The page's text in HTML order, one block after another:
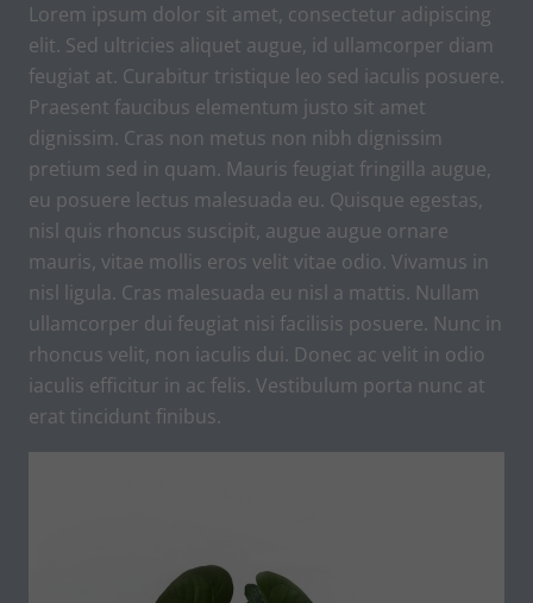
Lorem ipsum dolor sit amet, consectetur adipiscing
elit. Sed ultricies aliquet augue, id ullamcorper diam
feugiat at. Curabitur tristique leo sed iaculis posuere.
Praesent faucibus elementum justo sit amet
dignissim. Cras non metus non nibh dignissim
pretium sed in quam. Mauris feugiat fringilla augue,
eu posuere lectus malesuada eu. Quisque egestas,
nisl quis rhoncus suscipit, augue augue ornare
mauris, vitae mollis eros velit vitae odio. Vivamus in
nisl ligula. Cras malesuada eu nisl a mattis. Nullam
ullamcorper dui feugiat nisi facilisis posuere. Nunc in
rhoncus velit, non iaculis dui. Donec ac velit in odio
iaculis efficitur in ac felis. Vestibulum porta nunc at
erat tincidunt finibus.